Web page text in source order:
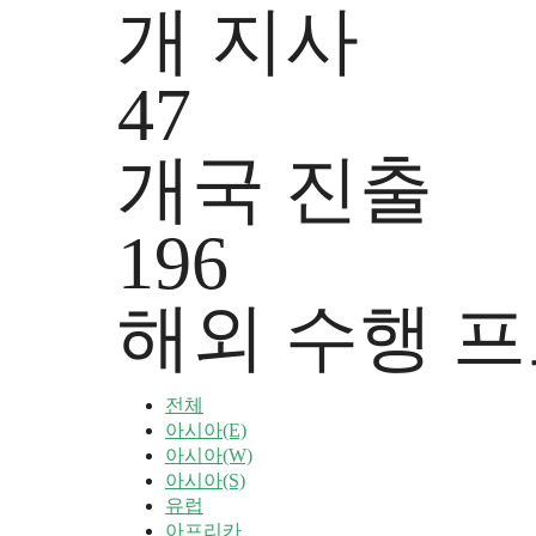
개 지사
47
개국 진출
196
해외 수행
전체
아시아(E)
아시아(W)
아시아(S)
유럽
아프리카